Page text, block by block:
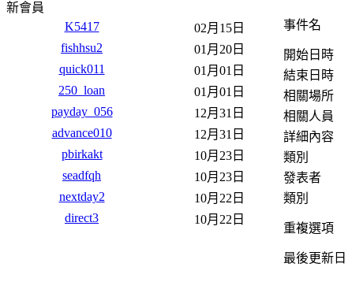
新會員
K5417
02月15日
fishhsu2
01月20日
quick011
01月01日
250_loan
01月01日
payday_056
12月31日
advance010
12月31日
pbirkakt
10月23日
seadfqh
10月23日
nextday2
10月22日
direct3
10月22日
事件名
開始日時
結束日時
相關場所
相關人員
詳細內容
類別
發表者
類別
重複選項
最後更新日